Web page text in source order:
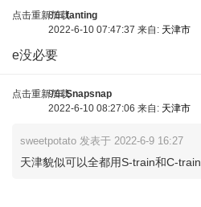
点击重新加载
8车 fanting
2022-6-10 07:47:37 来自: 天津市
e没必要
点击重新加载
9车 Snapsnap
2022-6-10 08:27:06 来自: 天津市
sweetpotato 发表于 2022-6-9 16:27
天津貌似可以全都用S-train和C-train